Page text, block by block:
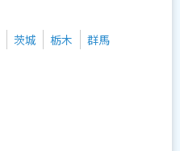
茨城 栃木 群馬